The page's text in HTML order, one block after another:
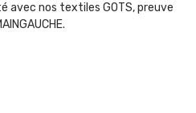
avec nos textiles GOTS, preuve